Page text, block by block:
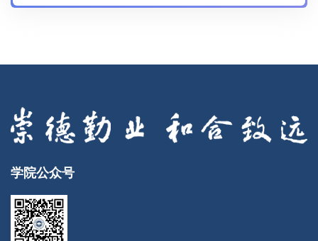
学院公众号